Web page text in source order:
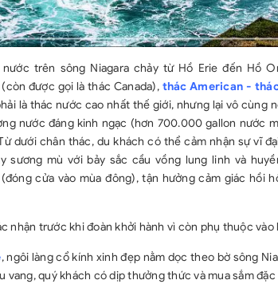
trên sông Niagara chảy từ Hồ Erie đến Hồ
(còn được gọi là thác Canada), thác American -
là thác nước cao nhất thế giới, nhưng lại vô cùng
nước đáng kinh ngạc (hơn 700.000 gallon nước
dưới chân thác, du khách có thể cảm nhận sự vĩ
sương mù với bảy sắc cầu vồng lung linh và
(đóng cửa vào mùa đông), tận hưởng cảm giác
nhận trước khi đoàn khởi hành vì còn phụ thuộc vào
, ngôi làng cổ kính xinh đẹp nằm dọc theo bờ sông
vang, quý khách có dịp thưởng thức và mua sắm